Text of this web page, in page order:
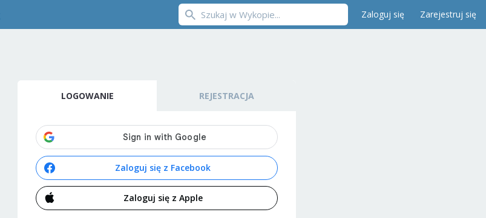
Zaloguj się Zarejestruj się
LOGOWANIE REJESTRACJA
Zaloguj się z Facebook
Zaloguj się z Apple